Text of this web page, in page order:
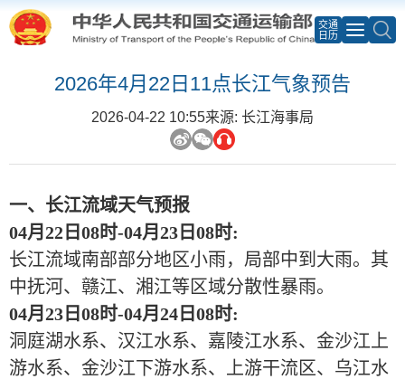
交通
日历
2026年4月22日11点长江气象预告
2026-04-22 10:55来源: 长江海事局
一、长江流域天气预报
04月22日08时-04月23日08时:
长江流域南部部分地区小雨，局部中到大雨。其
中抚河、赣江、湘江等区域分散性暴雨。
04月23日08时-04月24日08时:
洞庭湖水系、汉江水系、嘉陵江水系、金沙江上
游水系、金沙江下游水系、上游干流区、乌江水